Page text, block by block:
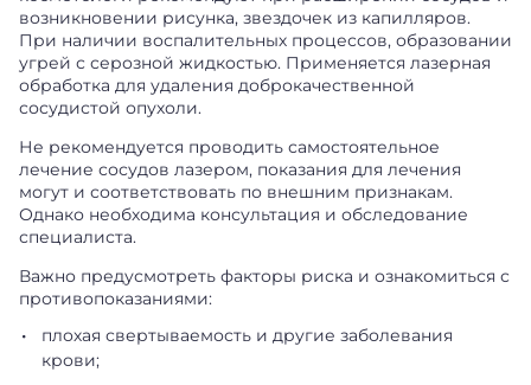
возникновении рисунка, звездочек из капилляров.
При наличии воспалительных процессов, образовании
угрей с серозной жидкостью. Применяется лазерная
обработка для удаления доброкачественной
сосудистой опухоли.
Не рекомендуется проводить самостоятельное
лечение сосудов лазером, показания для лечения
могут и соответствовать по внешним признакам.
Однако необходима консультация и обследование
специалиста.
Важно предусмотреть факторы риска и ознакомиться с
противопоказаниями:
плохая свертываемость и другие заболевания
крови;